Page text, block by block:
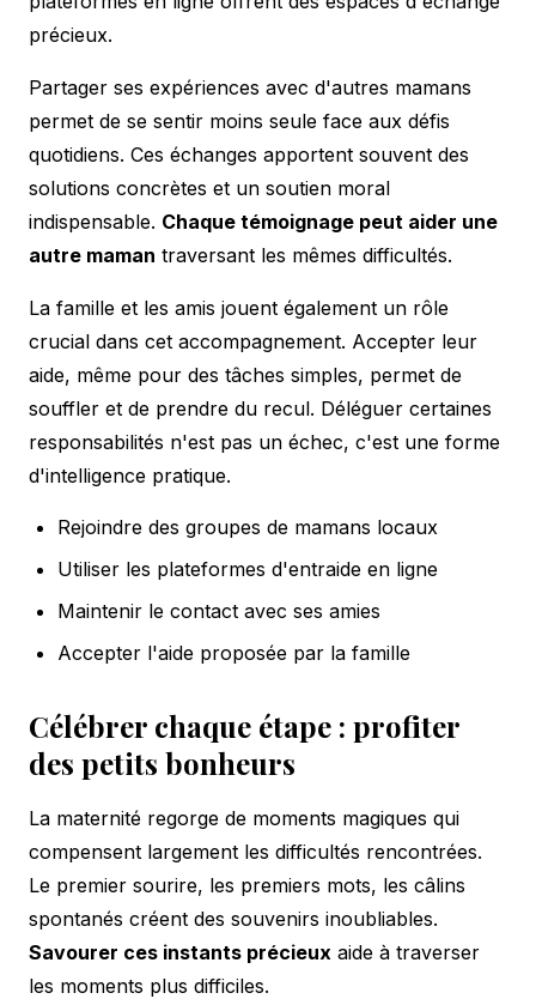
précieux.
Partager ses expériences avec d'autres mamans
permet de se sentir moins seule face aux défis
quotidiens. Ces échanges apportent souvent des
solutions concrètes et un soutien moral
indispensable. Chaque témoignage peut aider une
autre maman traversant les mêmes difficultés.
La famille et les amis jouent également un rôle
crucial dans cet accompagnement. Accepter leur
aide, même pour des tâches simples, permet de
souffler et de prendre du recul. Déléguer certaines
responsabilités n'est pas un échec, c'est une forme
d'intelligence pratique.
Rejoindre des groupes de mamans locaux
Utiliser les plateformes d'entraide en ligne
Maintenir le contact avec ses amies
Accepter l'aide proposée par la famille
Célébrer chaque étape : profiter
des petits bonheurs
La maternité regorge de moments magiques qui
compensent largement les difficultés rencontrées.
Le premier sourire, les premiers mots, les câlins
spontanés créent des souvenirs inoubliables.
Savourer ces instants précieux aide à traverser
les moments plus difficiles.